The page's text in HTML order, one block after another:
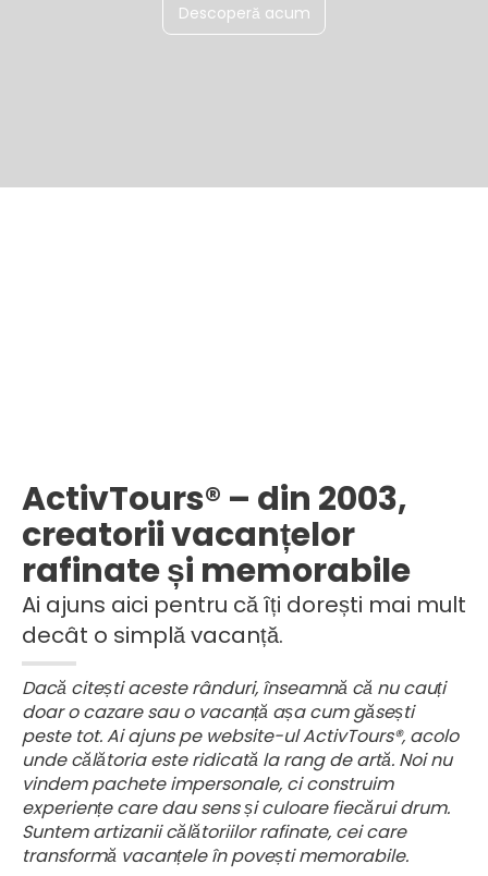
Descoperă acum
ActivTours® – din 2003,
creatorii vacanțelor
rafinate și memorabile
Ai ajuns aici pentru că îți dorești mai mult
decât o simplă vacanță.
Dacă citești aceste rânduri, înseamnă că nu cauți
doar o cazare sau o vacanță așa cum găsești
peste tot. Ai ajuns pe website-ul ActivTours®, acolo
unde călătoria este ridicată la rang de artă. Noi nu
vindem pachete impersonale, ci construim
experiențe care dau sens și culoare fiecărui drum.
Suntem artizanii călătoriilor rafinate, cei care
transformă vacanțele în povești memorabile.